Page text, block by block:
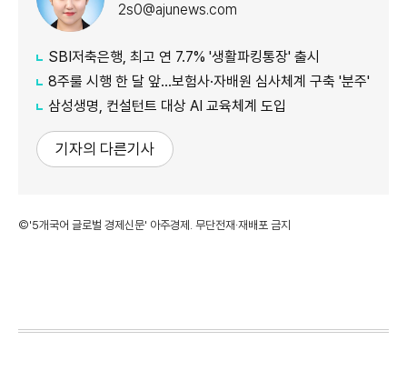
2s0@ajunews.com
SBI저축은행, 최고 연 7.7% '생활파킹통장' 출시
8주룰 시행 한 달 앞…보험사·자배원 심사체계 구축 '분주'
삼성생명, 컨설턴트 대상 AI 교육체계 도입
기자의 다른기사
©'5개국어 글로벌 경제신문' 아주경제. 무단전재·재배포 금지